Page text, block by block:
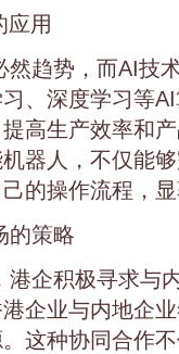
应用
然趋势，而AI技
、深度学习等
高生产效率和
器人，不仅能
的操作流程，
的策略
港企积极寻求与
企业与内地企
这种协同合作